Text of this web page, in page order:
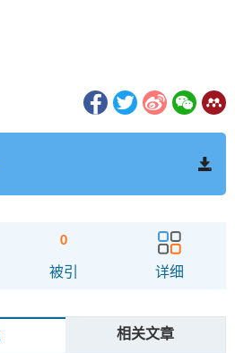
0
被引 详细
相关文章